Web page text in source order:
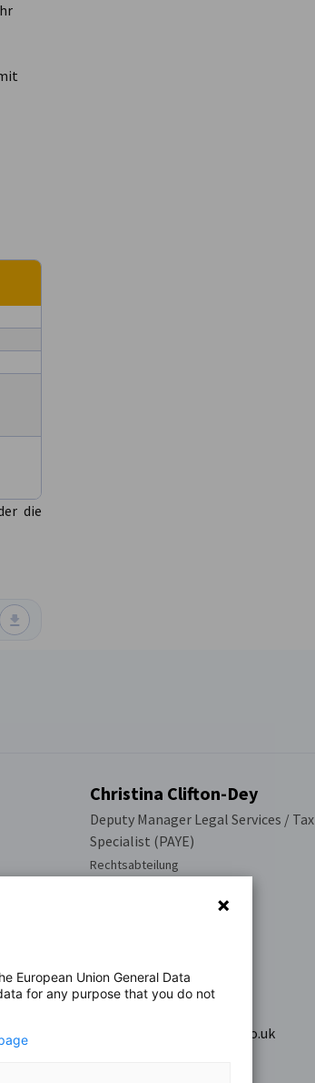
die
Christina Clifton-Dey
Deputy Manager Legal Services / Tax
Specialist (PAYE)
Rechtsabteilung
+44 (0)20 7976 4144
payroll@ahk-london.co.uk
European Union General Data
for any purpose that you do not